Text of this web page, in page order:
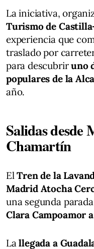
La iniciativa,
Turismo de
experiencia que
traslado por
para descubriruno
populares de la
año.
Salidas
Chamartín
ElTren de la
Madrid Atocha
una segunda
Clara Campoamor
La llegada a